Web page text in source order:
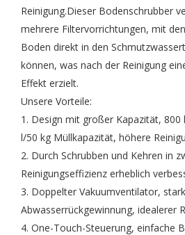
Reinigung.Dieser Bodenschrubber
mehrere Filtervorrichtungen, mit
Boden direkt in den
können, was nach der Reinigung
Effekt erzielt.
Unsere Vorteile:
1. Design mit großer Kapazität, 800
l/50 kg Müllkapazität, höhere
2. Durch Schrubben und Kehren in
Reinigungseffizienz erheblich
3. Doppelter Vakuumventilator,
Abwasserrückgewinnung, idealerer
4. One-Touch-Steuerung, einfache